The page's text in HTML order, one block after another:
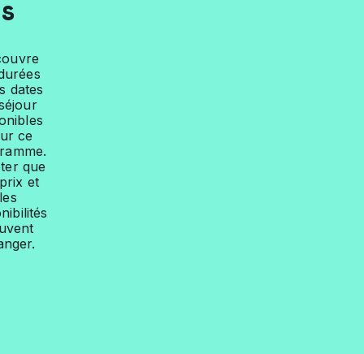
s
dates
ce
que
et
les